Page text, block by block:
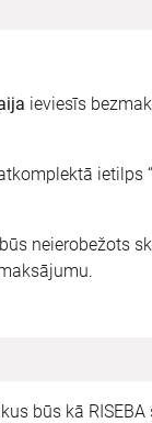
ieviesīs
ietilps
būs neierobežots
būs kā